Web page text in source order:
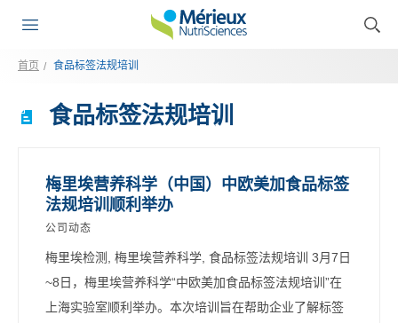
首页 食品标签法规培训
食品标签法规培训
梅里埃营养科学（中国）中欧美加食品标签
法规培训顺利举办
公司动态
梅里埃检测, 梅里埃营养科学, 食品标签法规培训 3月7日
~8日，梅里埃营养科学“中欧美加食品标签法规培训”在
上海实验室顺利举办。本次培训旨在帮助企业了解标签